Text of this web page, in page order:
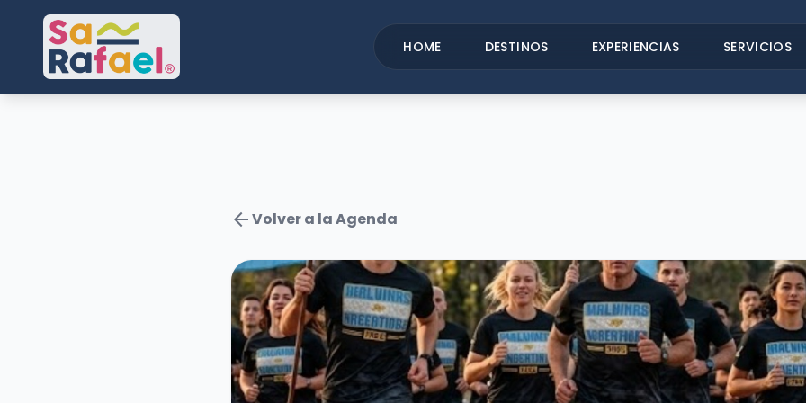
HOME DESTINOS EXPERIENCIAS SERVICIOS
arrow_backVolver a la Agenda